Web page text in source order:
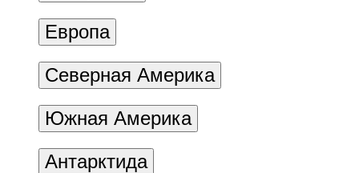
Европа
Северная Америка
Южная Америка
Антарктида